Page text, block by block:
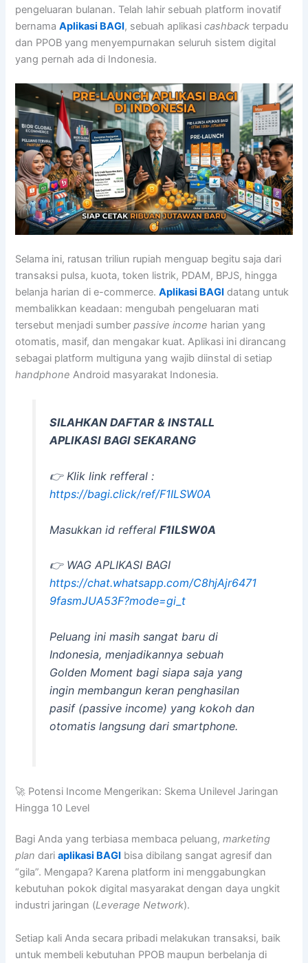
pengeluaran bulanan. Telah lahir sebuah platform inovatif
bernamaAplikasi BAGI, sebuah aplikasicashback terpadu
dan PPOB yang menyempurnakan seluruh sistem digital
yang pernah ada di Indonesia.
Selama ini, ratusan triliun rupiah menguap begitu saja dari
transaksi pulsa, kuota, token listrik, PDAM, BPJS, hingga
belanja harian di e-commerce.Aplikasi BAGI datang untuk
membalikkan keadaan: mengubah pengeluaran mati
tersebut menjadi sumberpassive income harian yang
otomatis, masif, dan mengakar kuat. Aplikasi ini dirancang
sebagai platform multiguna yang wajib diinstal di setiap
handphone Android masyarakat Indonesia.
SILAHKAN DAFTAR & INSTALL
APLIKASI BAGI SEKARANG
👉 Klik link refferal :
https://bagi.click/ref/F1ILSW0A
Masukkan id refferal F1ILSW0A
👉 WAG APLIKASI BAGI
https://chat.whatsapp.com/C8hjAjr6471
9fasmJUA53F?mode=gi_t
Peluang ini masih sangat baru di
Indonesia, menjadikannya sebuah
Golden Momentbagi siapa saja yang
ingin membangun keran penghasilan
pasif (passive income) yang kokoh dan
otomatis langsung dari smartphone.
🚀 Potensi Income Mengerikan: Skema Unilevel Jaringan
Hingga 10 Level
Bagi Anda yang terbiasa membaca peluang,marketing
plan dariaplikasi BAGI bisa dibilang sangat agresif dan
“gila”. Mengapa? Karena platform ini menggabungkan
kebutuhan pokok digital masyarakat dengan daya ungkit
industri jaringan (Leverage Network).
Setiap kali Anda secara pribadi melakukan transaksi, baik
untuk membeli kebutuhan PPOB maupun berbelanja di